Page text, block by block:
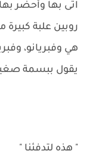
اتى بها وأحضر
روبين علبة
هي وفبريانو،
يقول ببسمة
" هذه لتدفئنا "